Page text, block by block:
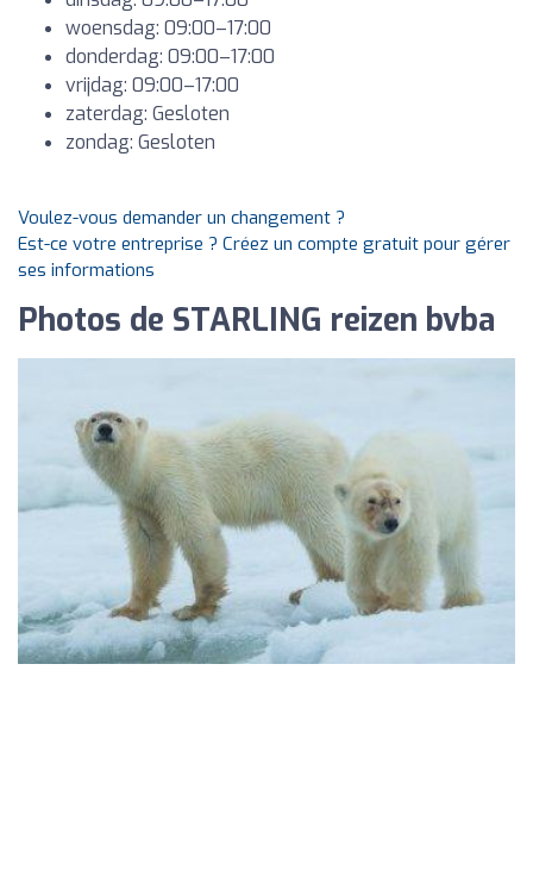
woensdag: 09:00–17:00
donderdag: 09:00–17:00
vrijdag: 09:00–17:00
zaterdag: Gesloten
zondag: Gesloten
Voulez-vous demander un changement ?
Est-ce votre entreprise ? Créez un compte gratuit pour gérer
ses informations
Photos de STARLING reizen bvba